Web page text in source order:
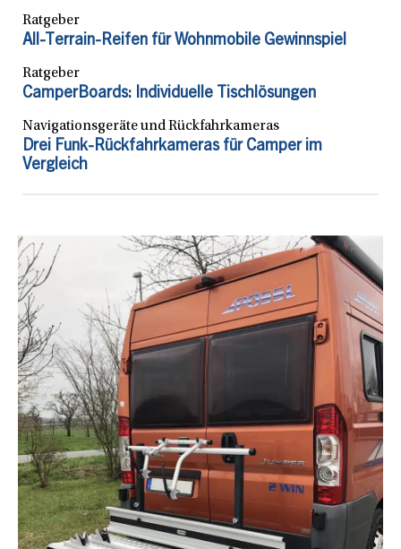
Ratgeber
All-Terrain-Reifen für Wohnmobile Gewinnspiel
Ratgeber
CamperBoards: Individuelle Tischlösungen
Navigationsgeräte und Rückfahrkameras
Drei Funk-Rückfahrkameras für Camper im
Vergleich